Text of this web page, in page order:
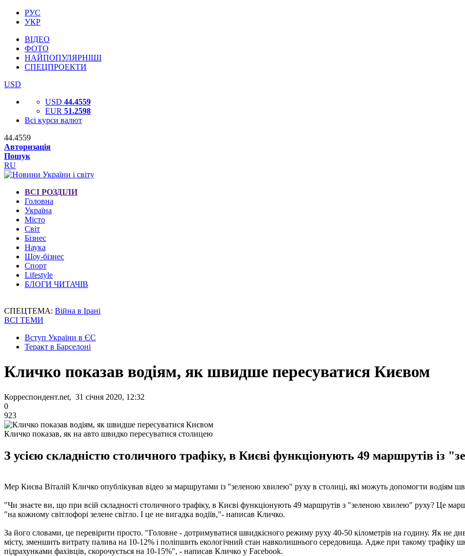
РУС
УКР
ВІДЕО
ФОТО
НАЙПОПУЛЯРНІШІ
СПЕЦПРОЕКТИ
USD
USD 44.4559
EUR 51.2598
Всі курси валют
44.4559
Авторизація
Пошук
RU
ВСІ РОЗДІЛИ
Головна
Україна
Місто
Світ
Бізнес
Наука
Шоу-бізнес
Спорт
Lifestyle
БЛОГИ ЧИТАЧІВ
СПЕЦТЕМА: Війна в Ірані
ВСІ ТЕМИ
Вступ України в ЄС
Теракт в Барселоні
Кличко показав водіям, як швидше пересуватися Києвом
Корреспондент.net, 31 січня 2020, 12:32
0
923
Кличко показав, як на авто швидко пересуватися столицею
З усією складністю столичного трафіку, в Києві функціонують 49 маршрутів із
Мер Києва Віталій Кличко опублікував відео за маршрутами із "зеленою хвилею" руху в столиці, які можуть допомогти водіям
"Чи знаєте ви, що при всій складності столичного трафіку, в Києві функціонують 49 маршрутів з "зеленою хвилею" руху? Це
"на кожному світлофорі зелене світло. І це не вигадка водіїв,"- написав Кличко.
За його словами, це перевірити просто. "Головне - дотримуватися швидкісного режиму руху 40-50 кілометрів на годину. Як не
місту, зменшить витрату палива на 10-12% і поліпшить екологічний стан навколишнього середовища. Адже при такому трафіку
підрахунками фахівців, скорочується на 10-15%", - написав Кличко у Facebook.